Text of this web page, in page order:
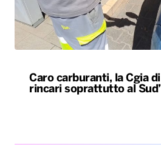
Caro carburanti, la Cgia
rincari soprattutto al